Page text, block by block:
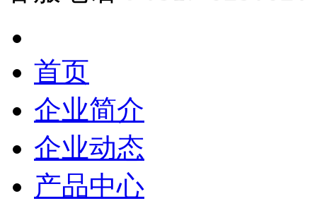
首页
企业简介
企业动态
产品中心